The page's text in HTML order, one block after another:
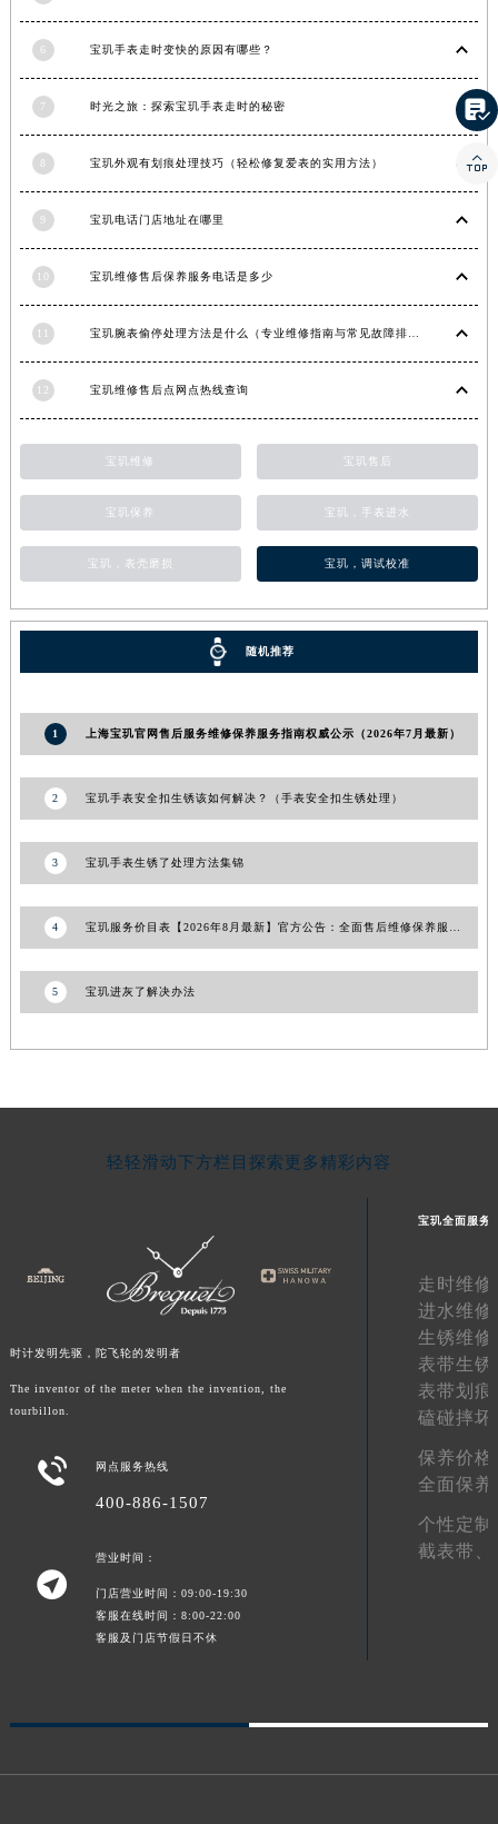
湖南省湘潭市雨湖区莲城大道宝玑售后服务中心（需提前预约）
湖南省岳阳市岳阳楼区东茅岭路宝玑售后服务中心（需提前预约）
湖南省张家界市永定区解放路宝玑售后服务中心（需提前预约）
湖南省株洲市芦淞区建设南路宝玑售后服务中心（需提前预约）
甘肃省酒泉市肃州区西大街宝玑售后服务中心（需提前预约）
甘肃省临夏市城南街道团结路宝玑售后服务中心（需提前预约）
甘肃省陇南市武都区人民路宝玑售后服务中心（需提前预约）
甘肃省庆阳市西峰区南大街宝玑售后服务中心（需提前预约）
甘肃省武威市凉州区迎宾路宝玑售后服务中心（需提前预约）
甘肃省张掖市甘州区民乐北路宝玑售后服务中心（需提前预约）
宁夏回族自治区石嘴山市大武口区贺兰山路宝玑售后服务中心（需提前预约）
宁夏回族自治区吴忠市利通区开元大道宝玑售后服务中心（需提前预约）
宁夏回族自治区中卫市沙坡头区鼓楼东街宝玑售后服务中心（需提前预约）
青海省海北藏族自治州海晏县将军路宝玑售后服务中心（需提前预约）
陕西省汉中市汉台区北大街宝玑售后服务中心（需提前预约）
陕西省铜川市王益区红旗街宝玑售后服务中心（需提前预约）
陕西省渭南市临渭区东风大街宝玑售后服务中心（需提前预约）
陕西省咸阳市秦都区沣西新城统一西路与白马河路交汇处宝玑售后服务中心（需提前预约）
陕西省延安市宝塔区中心街宝玑售后服务中心（需提前预约）
陕西省榆林市榆阳区长兴路宝玑售后服务中心（需提前预约）
新疆维吾尔自治区阿克苏市东大街宝玑售后服务中心（需提前预约）
新疆维吾尔自治区阿拉尔市胜利大道宝玑售后服务中心（需提前预约）
新疆维吾尔自治区阿勒泰市解放路宝玑售后服务中心（需提前预约）
新疆维吾尔自治区白杨市军垦路宝玑售后服务中心（需提前预约）
新疆维吾尔自治区和田市和田市北京西路宝玑售后服务中心（需提前预约）
6 宝玑手表走时变快的原因有哪些？
7 时光之旅：探索宝玑手表走时的秘密
8 宝玑外观有划痕处理技巧（轻松修复爱表的实用方法）
9 宝玑电话门店地址在哪里
10 宝玑维修售后保养服务电话是多少
11
12 宝玑维修售后点网点热线查询
宝玑维修 宝玑售后
宝玑保养 宝玑，手表进水
宝玑，表壳磨损 宝玑，调试校准
随机推荐
1 上海宝玑官网售后服务维修保养服务指南权威公示（2026年7月最新）
2 宝玑手表安全扣生锈该如何解决？（手表安全扣生锈处理）
3 宝玑手表生锈了处理方法集锦
4
5 宝玑进灰了解决办法
轻轻滑动下方栏目探索更多精彩内容
时计发明先驱，陀飞轮的发明者
The inventor of the meter when the invention, the
tourbillon.
 网点服务热线
400-886-1507

营业时间：
门店营业时间：09:00-19:30
客服在线时间：8:00-22:00
客服及门店节假日不休
宝玑全面服务
走时维修
进水维修
生锈维修
表带生锈
表带划痕
磕碰摔坏
保养价格
全面保养
个性定制
截表带、

